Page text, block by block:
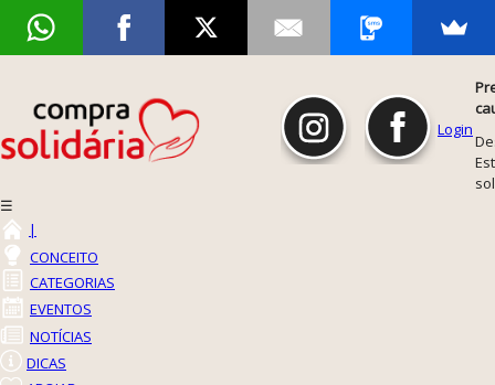
Login
☰
|
CONCEITO
CATEGORIAS
EVENTOS
NOTÍCIAS
DICAS